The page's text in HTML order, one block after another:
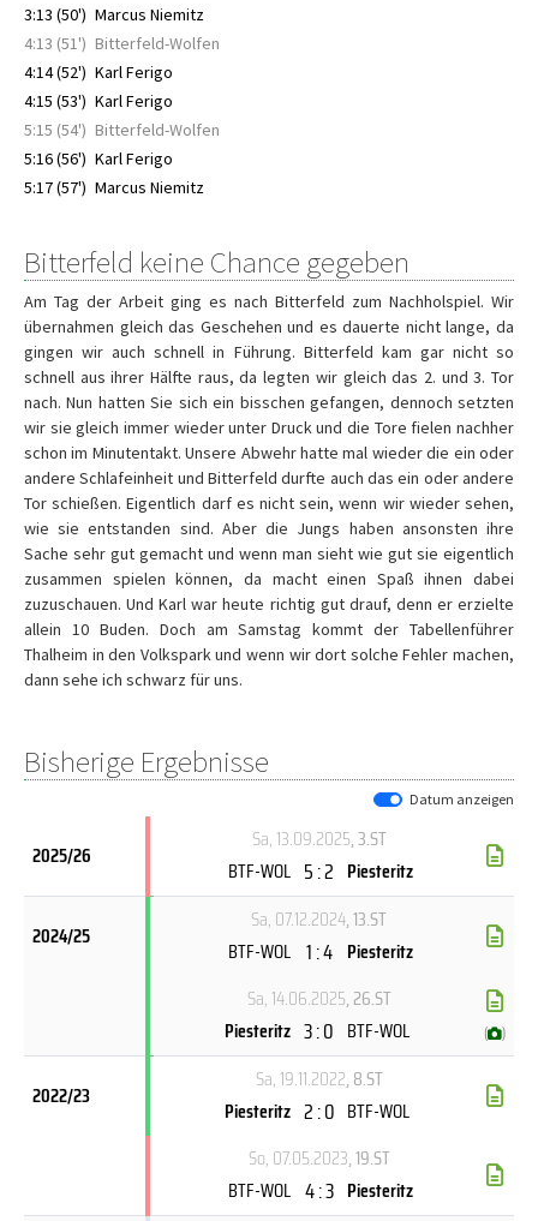
3:13 (50') Marcus Niemitz
4:13 (51') Bitterfeld-Wolfen
4:14 (52') Karl Ferigo
4:15 (53') Karl Ferigo
5:15 (54') Bitterfeld-Wolfen
5:16 (56') Karl Ferigo
5:17 (57') Marcus Niemitz
Bitterfeld keine Chance gegeben
Am Tag der Arbeit ging es nach Bitterfeld zum Nachholspiel. Wir
übernahmen gleich das Geschehen und es dauerte nicht lange, da
gingen wir auch schnell in Führung. Bitterfeld kam gar nicht so
schnell aus ihrer Hälfte raus, da legten wir gleich das 2. und 3. Tor
nach. Nun hatten Sie sich ein bisschen gefangen, dennoch setzten
wir sie gleich immer wieder unter Druck und die Tore fielen nachher
schon im Minutentakt. Unsere Abwehr hatte mal wieder die ein oder
andere Schlafeinheit und Bitterfeld durfte auch das ein oder andere
Tor schießen. Eigentlich darf es nicht sein, wenn wir wieder sehen,
wie sie entstanden sind. Aber die Jungs haben ansonsten ihre
Sache sehr gut gemacht und wenn man sieht wie gut sie eigentlich
zusammen spielen können, da macht einen Spaß ihnen dabei
zuzuschauen. Und Karl war heute richtig gut drauf, denn er erzielte
allein 10 Buden. Doch am Samstag kommt der Tabellenführer
Thalheim in den Volkspark und wenn wir dort solche Fehler machen,
dann sehe ich schwarz für uns.
Bisherige Ergebnisse
Datum anzeigen
2025/26
Sa, 13.09.2025, 3.ST
BTF-WOL 5 : 2 Piesteritz
2024/25
Sa, 07.12.2024, 13.ST
BTF-WOL 1 : 4 Piesteritz
Sa, 14.06.2025, 26.ST
Piesteritz 3 : 0 BTF-WOL ( )
2022/23
Sa, 19.11.2022, 8.ST
Piesteritz 2 : 0 BTF-WOL
So, 07.05.2023, 19.ST
BTF-WOL 4 : 3 Piesteritz